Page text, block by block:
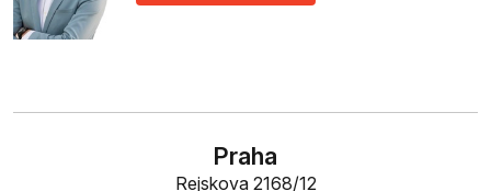
Praha
Rejskova 2168/12